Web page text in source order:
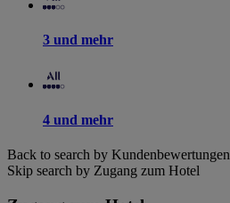
3 und mehr
4 und mehr
Back to search by Kundenbewertungen
Skip search by Zugang zum Hotel